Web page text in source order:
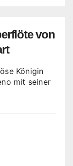
von
Königin
mit seiner